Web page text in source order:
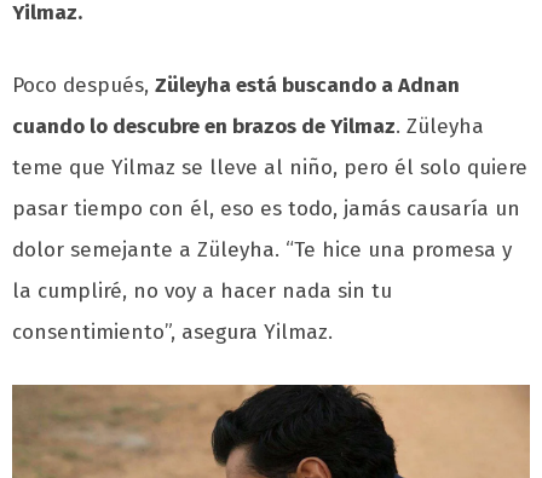
Yilmaz.
Poco después, Züleyha está buscando a Adnan
cuando lo descubre en brazos de Yilmaz. Züleyha
teme que Yilmaz se lleve al niño, pero él solo quiere
pasar tiempo con él, eso es todo, jamás causaría un
dolor semejante a Züleyha. “Te hice una promesa y
la cumpliré, no voy a hacer nada sin tu
consentimiento”, asegura Yilmaz.